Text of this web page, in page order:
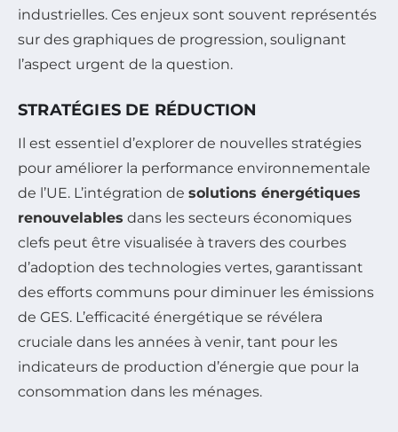
industrielles. Ces enjeux sont souvent représentés
sur des graphiques de progression, soulignant
l’aspect urgent de la question.
STRATÉGIES DE RÉDUCTION
Il est essentiel d’explorer de nouvelles stratégies
pour améliorer la performance environnementale
de l’UE. L’intégration de solutions énergétiques
renouvelables dans les secteurs économiques
clefs peut être visualisée à travers des courbes
d’adoption des technologies vertes, garantissant
des efforts communs pour diminuer les émissions
de GES. L’efficacité énergétique se révélera
cruciale dans les années à venir, tant pour les
indicateurs de production d’énergie que pour la
consommation dans les ménages.